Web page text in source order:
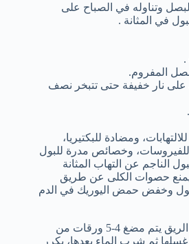
وتناوله في الصباح على
في المثانة .
المفروم.
نار خفيفة حتى تتبخر نصف
ومضادة للبكتيريا،
وخصائص مدرة للبول
الناجم عن التهاب المثانة
ويمنع حصوات الكلى عن طريق
وخفض حمض اليوريك في الدم
في الصباح، على الريق يتم مضغ 4-5 ورقات من
ثم شرب الماء بعدها، يكرر